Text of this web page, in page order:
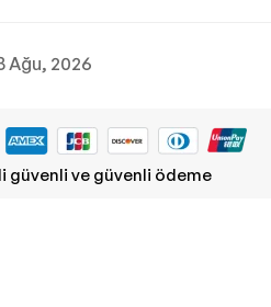
Ağu, 2026
güvenli ve güvenli ödeme